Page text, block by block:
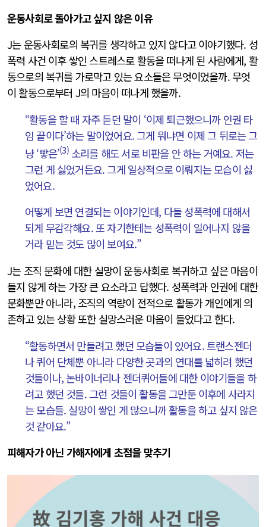
운동사회로 돌아가고 싶지 않은 이유
J는 운동사회로의 복귀를 생각하고 있지 않다고 이야기했다. 성
폭력 사건 이후 쌓인 스트레스로 활동을 떠나게 된 사람에게, 활
동으로의 복귀를 가로막고 있는 요소들은 무엇이었을까. 무엇
이 활동으로부터 J의 마음이 떠나게 했을까.
“활동을 할 때 자주 듣던 말이 ‘이제 퇴근했으니까 인권 타
임 끝이다’하는 말이었어요. 그게 뭐냐면 이제 그 뒤로는 그
냥 ‘빻은’(3)소리를 해도 서로 비판을 안 하는 거예요. 저는
그런 게 싫었거든요. 그게 일상적으로 이뤄지는 모습이 싫
었어요.
어떻게 보면 연결되는 이야기인데, 다들 성폭력에 대해서
되게 무감각해요. 또 자기한테는 성폭력이 일어나지 않을
거라 믿는 것도 많이 보여요.”
J는 조직 문화에 대한 실망이 운동사회로 복귀하고 싶은 마음이
들지 않게 하는 가장 큰 요소라고 답했다. 성폭력과 인권에 대한
문화뿐만 아니라, 조직의 역량이 전적으로 활동가 개인에게 의
존하고 있는 상황 또한 실망스러운 마음이 들었다고 한다.
“활동하면서 만들려고 했던 모습들이 있어요. 트랜스젠더
나 퀴어 단체뿐 아니라 다양한 곳과의 연대를 넓히려 했던
것들이나, 논바이너리나 젠더퀴어들에 대한 이야기들을 하
려고 했던 것들. 그런 것들이 활동을 그만둔 이후에 사라지
는 모습들. 실망이 쌓인 게 많으니까 활동을 하고 싶지 않은
것 같아요.”
피해자가 아닌 가해자에게 초점을 맞추기